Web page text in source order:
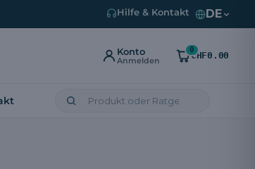
Hilfe & Kontakt DE
Konto
Anmelden
0
CHF0.00